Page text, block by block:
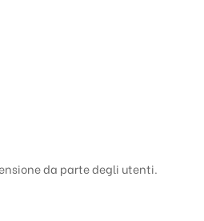
da parte degli utenti.